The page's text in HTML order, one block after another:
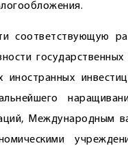
соответствующую
Международным